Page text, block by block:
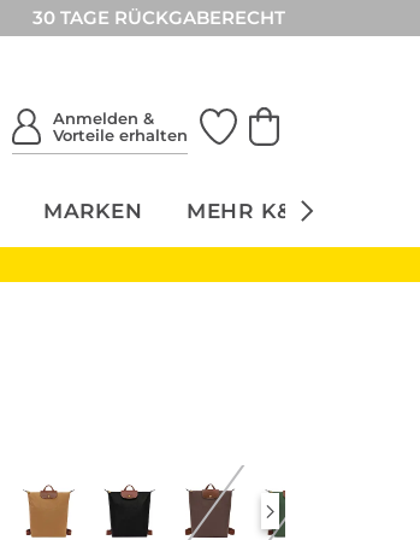
30 TAGE RÜCKGABERECHT
Anmelden &
Vorteile erhalten
MARKEN MEHR K&Ö